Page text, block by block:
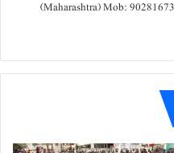
(Maharashtra) Mob:
e